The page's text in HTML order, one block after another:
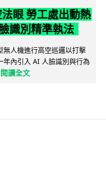
眼 勞工處出動熱
識別精準執法
無人機進行高空巡邏以打擊
內引入 AI 人臉識別與行為
閱讀全文